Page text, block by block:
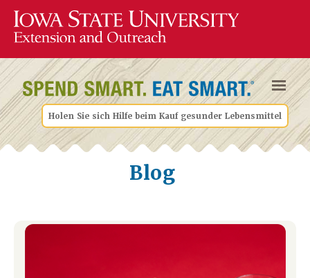
Holen Sie sich Hilfe beim Kauf gesunder Lebensmittel
Blog